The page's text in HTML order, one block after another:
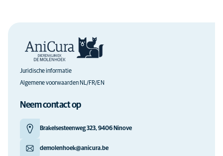
Juridische informatie
Algemene voorwaarden NL/FR/EN
Neem contact op
Brakelsesteenweg 323, 9406 Ninove
demolenhoek@anicura.be